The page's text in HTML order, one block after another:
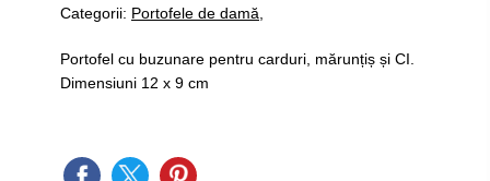
Categorii: Portofele de damă
Portofel cu buzunare pentru carduri, mărunțiș și CI.
Dimensiuni 12 x 9 cm